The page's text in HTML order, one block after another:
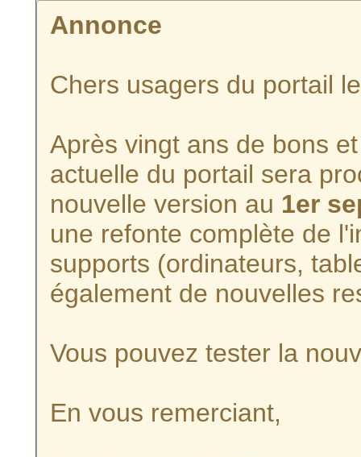
Annonce
Chers usagers du portail
Après vingt ans de bons
actuelle du portail sera
nouvelle version au 1er
une refonte complète de
supports (ordinateurs,
également de nouvelles
Vous pouvez tester la
En vous remerciant,